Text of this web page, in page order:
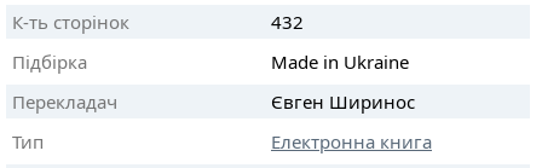
К-ть сторінок
432
Підбірка
Made in Ukraine
Перекладач
Євген Ширинос
Тип
Електронна книга